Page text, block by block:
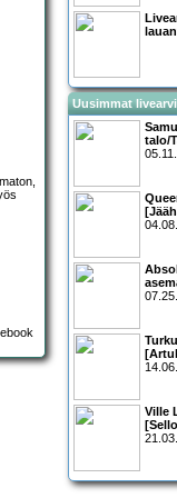
Uusimmat
talo/
Ville